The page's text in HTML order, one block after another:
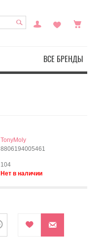
ВСЕ БРЕНДЫ
TonyMoly
8806194005461
104
Нет в наличии